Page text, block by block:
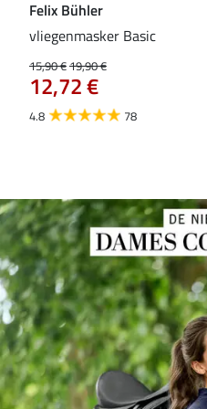
Felix Bühler
vliegenmasker Basic
15,90 €19,90 €
12,72 €
4.8 78